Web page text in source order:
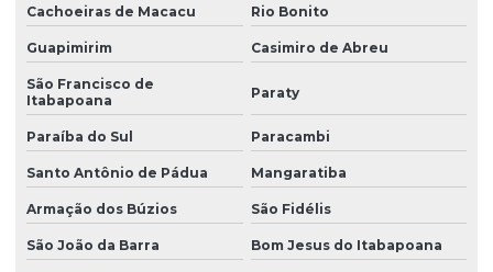
Instalação de almoxarifado para canteiro de obra
Instalação de alojamento para canteiro de obra
Instalação de ambulatório para canteiro de obra
Instalação de ambulatório para canteiro de obra em pr
Instalação de canteiro de obra com almoxarifado
Instalação de canteiro de obra com alojamento
Instalação de canteiro de obra com ambulatório
Cachoeiras de Macacu Rio Bonito
Guapimirim Casimiro de Abreu
São Francisco de
Itabapoana
Paraty
Paraíba do Sul Paracambi
Santo Antônio de Pádua Mangaratiba
Armação dos Búzios São Fidélis
São João da Barra Bom Jesus do Itabapoana